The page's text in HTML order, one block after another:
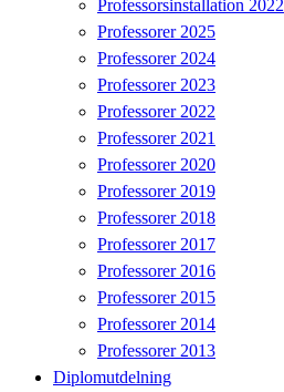
Professorsinstallation 2022
Professorer 2025
Professorer 2024
Professorer 2023
Professorer 2022
Professorer 2021
Professorer 2020
Professorer 2019
Professorer 2018
Professorer 2017
Professorer 2016
Professorer 2015
Professorer 2014
Professorer 2013
Diplomutdelning